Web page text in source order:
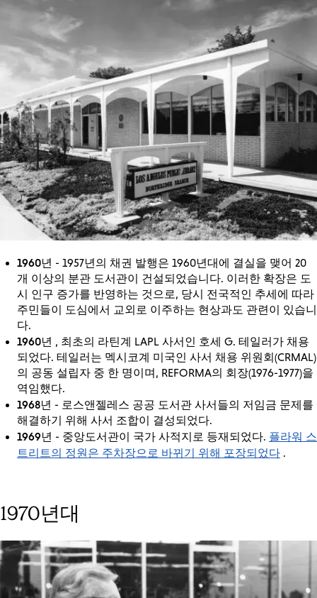
1960년 - 1957년의 채권 발행은 1960년대에 결실을 맺어 20
개 이상의 분관 도서관이 건설되었습니다. 이러한 확장은 도
시 인구 증가를 반영하는 것으로, 당시 전국적인 추세에 따라
주민들이 도심에서 교외로 이주하는 현상과도 관련이 있습니
다.
1960년 , 최초의 라틴계 LAPL 사서인 호세 G. 테일러가 채용
되었다. 테일러는 멕시코계 미국인 사서 채용 위원회(CRMAL)
의 공동 설립자 중 한 명이며, REFORMA의 회장(1976-1977)을
역임했다.
1968년 - 로스앤젤레스 공공 도서관 사서들의 저임금 문제를
해결하기 위해 사서 조합이 결성되었다.
1969년 - 중앙도서관이 국가 사적지로 등재되었다. 플라워 스
트리트의 정원은 주차장으로 바뀌기 위해 포장되었다 .
1970년대